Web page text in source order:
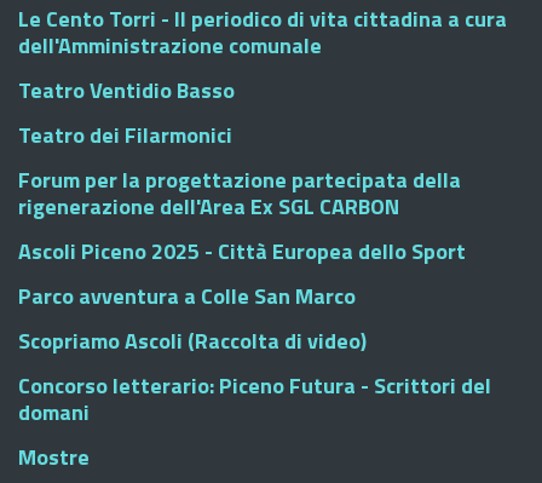
Le Cento Torri - Il periodico di vita cittadina a cura
dell'Amministrazione comunale
Teatro Ventidio Basso
Teatro dei Filarmonici
Forum per la progettazione partecipata della
rigenerazione dell'Area Ex SGL CARBON
Ascoli Piceno 2025 - Città Europea dello Sport
Parco avventura a Colle San Marco
Scopriamo Ascoli (Raccolta di video)
Concorso letterario: Piceno Futura - Scrittori del
domani
Mostre